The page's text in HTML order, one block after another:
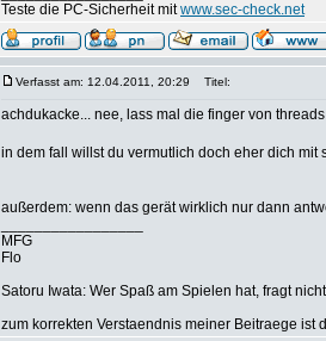
Teste die PC-Sicherheit mitwww.sec-check.net
Verfasst am: 12.04.2011, 20:29 Titel:
achdukacke... nee, lass mal die finger von
in dem fall willst du vermutlich doch eher dich
außerdem: wenn das gerät wirklich nur dann
MFG
Flo
Satoru Iwata: Wer Spaß am Spielen hat, fragt
zum korrekten Verstaendnis meiner Beitraege